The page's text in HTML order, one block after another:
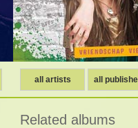
all artists all
Related albums